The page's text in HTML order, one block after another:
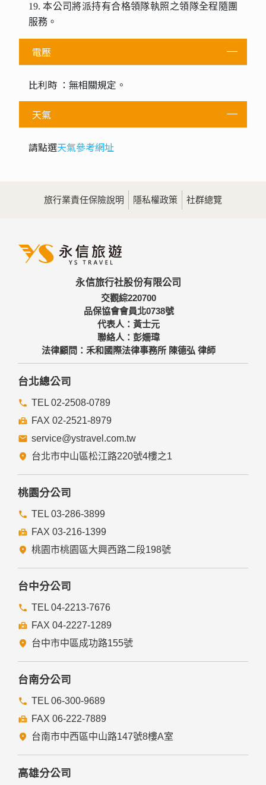
19. 本公司將派持有合格領隊執照之領隊全程隨團
服務。
電壓
比利時 ：無相關規定。
天氣
請點選天氣參考網址
旅行業責任保險說明 隱私權政策 社群總覽
永信旅行社股份有限公司
交觀綜220700
品保協會會員北0738號
代表人：黃士元
聯絡人：彭姍瑋
法律顧問：禾和國際法律事務所 陳德弘 律師
台北總公司
TEL 02-2508-0789
FAX 02-2521-8979
service@ystravel.com.tw
台北市中山區松江路220號4樓之1
桃園分公司
TEL 03-286-3899
FAX 03-216-1399
桃園市桃園區大興西路二段198號
台中分公司
TEL 04-2213-7676
FAX 04-2227-1289
台中市中區成功路155號
台南分公司
TEL 06-300-9689
FAX 06-222-7889
台南市中西區中山路147號8樓A室
高雄分公司